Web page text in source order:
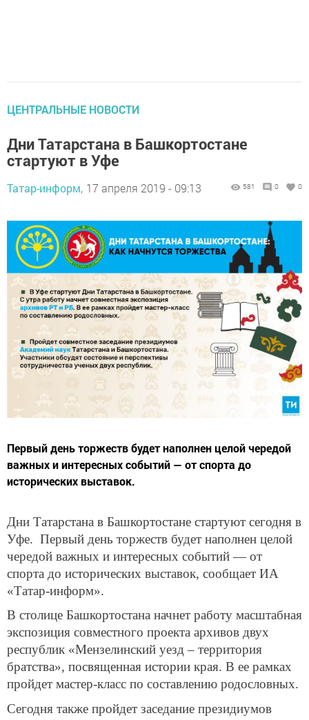
ЦЕНТРАЛЬНЫЕ НОВОСТИ
Дни Татарстана в Башкортостане
стартуют в Уфе
Татар-информ, 17 апреля 2019 - 09:13 581 0 0
Первый день торжеств будет наполнен целой чередой
важных и интересных событий — от спорта до
исторических выставок.
Дни Татарстана в Башкортостане стартуют сегодня в
Уфе. Первый день торжеств будет наполнен целой
чередой важных и интересных событий — от
спорта до исторических выставок, сообщает ИА
«Татар-информ».
В столице Башкортостана начнет работу масштабная
экспозиция совместного проекта архивов двух
республик «Мензелинский уезд – территория
братства», посвященная истории края. В ее рамках
пройдет мастер-класс по составлению родословных.
Сегодня также пройдет заседание президиумов